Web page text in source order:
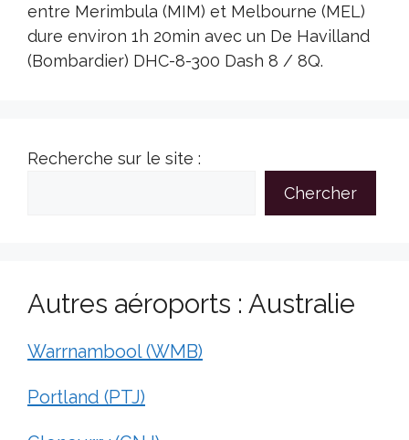
entre Merimbula (MIM) et Melbourne (MEL)
dure environ 1h 20min avec un De Havilland
(Bombardier) DHC-8-300 Dash 8 / 8Q.
Recherche sur le site :
Chercher
Autres aéroports : Australie
Warrnambool (WMB)
Portland (PTJ)